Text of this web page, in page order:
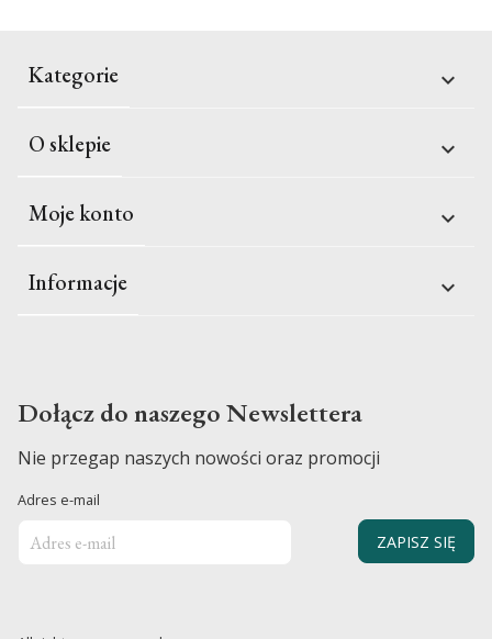
Kategorie 
O sklepie 
Moje konto 
Informacje 
Dołącz do naszego Newslettera
Nie przegap naszych nowości oraz promocji
Adres e-mail